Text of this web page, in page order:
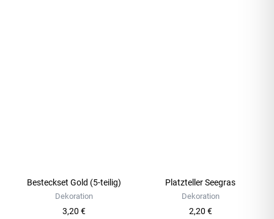
Besteckset Gold (5-teilig)
Dekoration
3,20 €
Platzteller Seegras
Dekoration
2,20 €